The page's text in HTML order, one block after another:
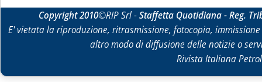
Copyright 2010©RIP Srl -Staffetta Quotidiana - Reg.
E' vietata la riproduzione, ritrasmissione, fotocopia,
altro modo di diffusione delle notizie o
Rivista Italiana